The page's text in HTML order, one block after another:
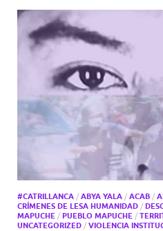
#CATRILLANCA / ABYA YALA / ACAB /
CRÍMENES DE LESA HUMANIDAD /
MAPUCHE / PUEBLO MAPUCHE /
UNCATEGORIZED / VIOLENCIA